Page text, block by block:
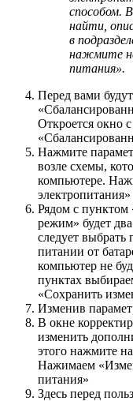
способом.
найти,
в
нажмите
питания».
Перед вами
Откроется окно
Нажмите
возле схемы,
компьютере.
электропитания»
Рядом с пунктом
режим» будет
следует выбрать
питании от
компьютер не
пунктах
«Сохранить
Изменив
В окне
изменить
этого нажмите
Нажимаем
питания»
Здесь перед